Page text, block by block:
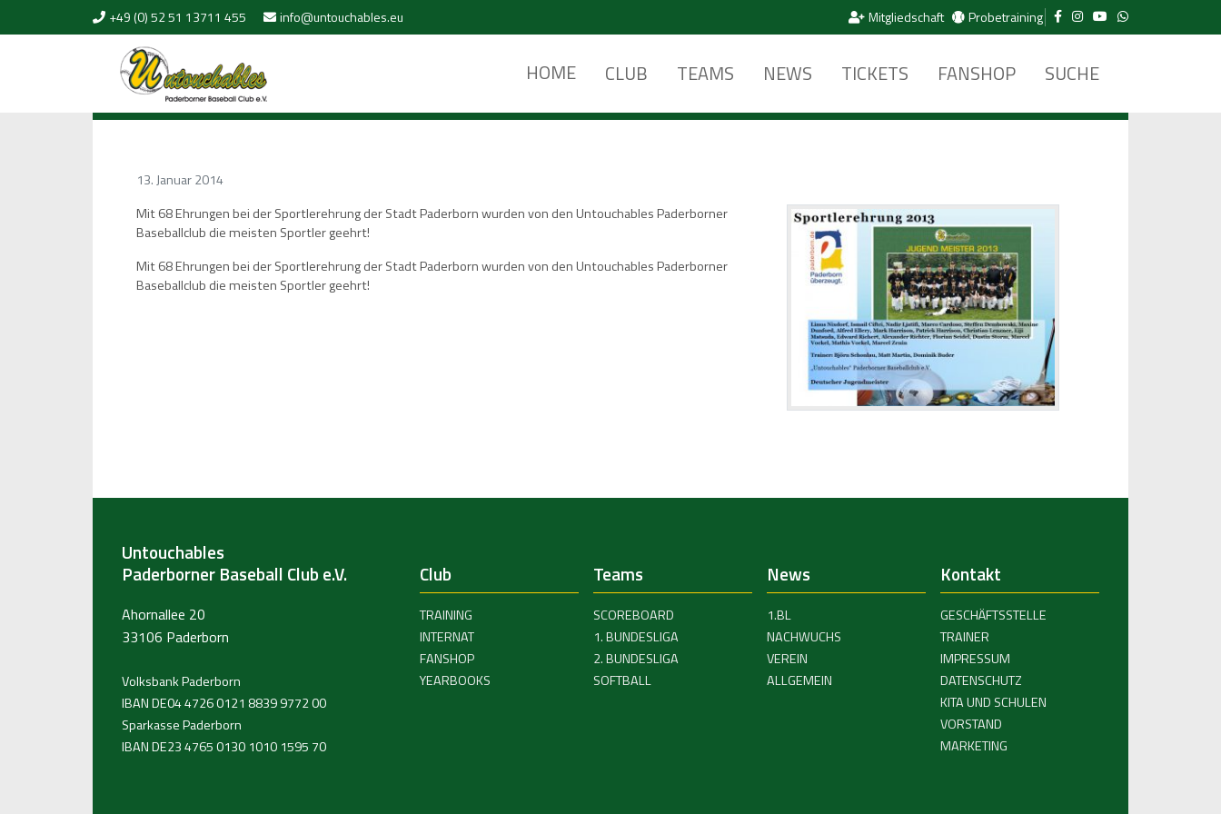
+49 (0) 52 51 13711 455 info@untouchables.eu Mitgliedschaft Probetraining
HOME CLUB TEAMS NEWS TICKETS FANSHOP SUCHE
13. Januar 2014
Mit 68 Ehrungen bei der Sportlerehrung der Stadt Paderborn wurden von den Untouchables Paderborner
Baseballclub die meisten Sportler geehrt!
Mit 68 Ehrungen bei der Sportlerehrung der Stadt Paderborn wurden von den Untouchables Paderborner
Baseballclub die meisten Sportler geehrt!
Untouchables
Paderborner Baseball Club e.V.
Ahornallee 20
33106 Paderborn
Volksbank Paderborn
IBAN DE04 4726 0121 8839 9772 00
Sparkasse Paderborn
IBAN DE23 4765 0130 1010 1595 70
Club
TRAINING
INTERNAT
FANSHOP
YEARBOOKS
Teams
SCOREBOARD
1. BUNDESLIGA
2. BUNDESLIGA
SOFTBALL
News
1.BL
NACHWUCHS
VEREIN
ALLGEMEIN
Kontakt
GESCHÄFTSSTELLE
TRAINER
IMPRESSUM
DATENSCHUTZ
KITA UND SCHULEN
VORSTAND
MARKETING